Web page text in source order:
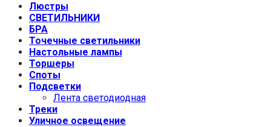
Люстры
СВЕТИЛЬНИКИ
БРА
Точечные светильники
Настольные лампы
Торшеры
Споты
Подсветки
Лента светодиодная
Треки
Уличное освещение